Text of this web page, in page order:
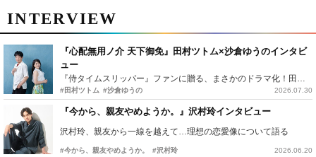
INTERVIEW
『心配無用ノ介 天下御免』田村ツトム×沙倉ゆうのインタビ
ュー
#田村ツトム #沙倉ゆうの 2026.07.30
『今から、親友やめようか。』沢村玲インタビュー
沢村玲、親友から一線を越えて…理想の恋愛像について語る
#今から、親友やめようか。 #沢村玲 2026.06.20